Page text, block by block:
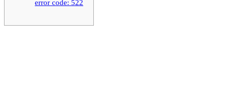
error code: 522